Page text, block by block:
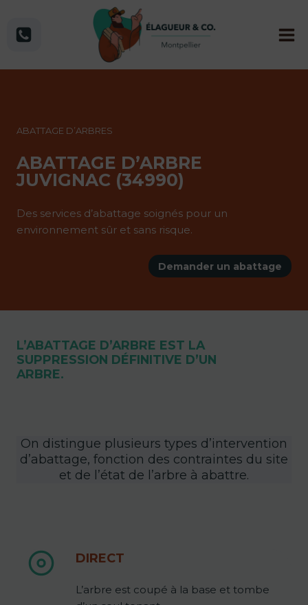
contenu
ABATTAGE D’ARBRES
ABATTAGE D’ARBRE
JUVIGNAC (34990)
Des services d’abattage soignés pour un
environnement sûr et sans risque.
Demander un abattage
L’ABATTAGE D’ARBRE EST LA
SUPPRESSION DÉFINITIVE D’UN
ARBRE.
On distingue plusieurs types d’intervention
d’abattage, fonction des contraintes du site
et de l’état de l’arbre à abattre.
DIRECT
L’arbre est coupé à la base et tombe